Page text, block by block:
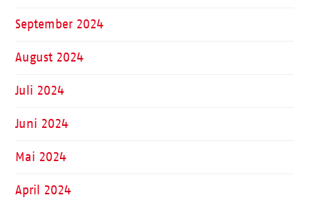
September 2024
August 2024
Juli 2024
Juni 2024
Mai 2024
April 2024